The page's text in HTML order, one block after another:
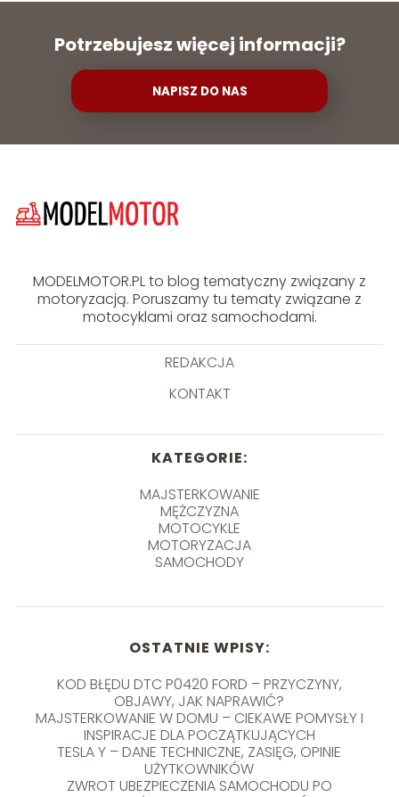
Potrzebujesz więcej informacji?
NAPISZ DO NAS
MODELMOTOR.PL to blog tematyczny związany z
motoryzacją. Poruszamy tu tematy związane z
motocyklami oraz samochodami.
REDAKCJA
KONTAKT
KATEGORIE:
MAJSTERKOWANIE
MĘŻCZYZNA
MOTOCYKLE
MOTORYZACJA
SAMOCHODY
OSTATNIE WPISY:
KOD BŁĘDU DTC P0420 FORD – PRZYCZYNY,
OBJAWY, JAK NAPRAWIĆ?
MAJSTERKOWANIE W DOMU – CIEKAWE POMYSŁY I
INSPIRACJE DLA POCZĄTKUJĄCYCH
TESLA Y – DANE TECHNICZNE, ZASIĘG, OPINIE
UŻYTKOWNIKÓW
ZWROT UBEZPIECZENIA SAMOCHODU PO